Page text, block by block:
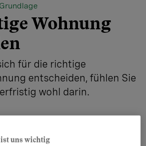
Grundlage
Wohnung
für die richtige
entscheiden, fühlen Sie
wohl darin.
uns wichtig